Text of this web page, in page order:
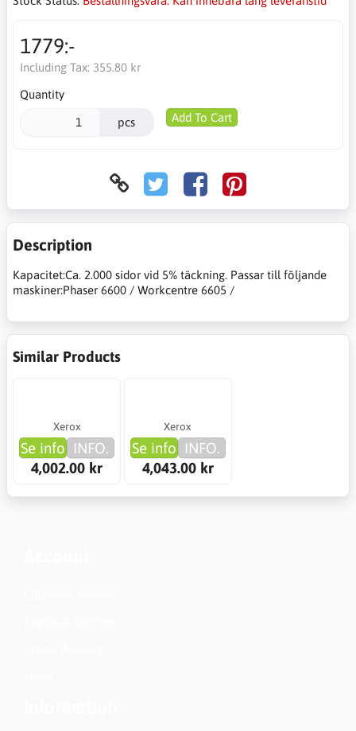
1779:-
Including Tax: 355.80 kr
Quantity
pcs Add To Cart
Description
Kapacitet:Ca. 2.000 sidor vid 5% täckning. Passar till följande
maskiner:Phaser 6600 / Workcentre 6605 /
Similar Products
Xerox
Se info INFO.
4,002.00 kr
Xerox
Se info INFO.
4,043.00 kr